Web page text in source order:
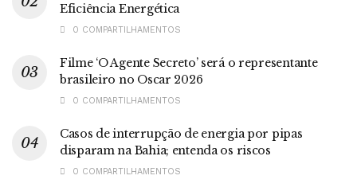
Eficiência Energética
0 COMPARTILHAMENTOS
Filme ‘O Agente Secreto’ será o representante
brasileiro no Oscar 2026
0 COMPARTILHAMENTOS
Casos de interrupção de energia por pipas
disparam na Bahia; entenda os riscos
0 COMPARTILHAMENTOS